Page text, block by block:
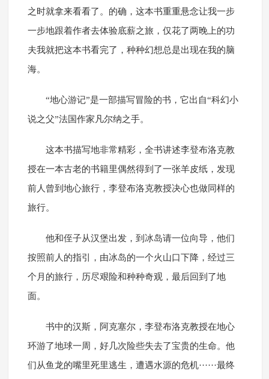
之时就拿来看看了。的确，这本书重重悬念让我一步
一步地跟着作者去体验底薪之旅，仅花了两晚上的功
夫我就把这本书看完了，种种幻想总是出现在我的脑
海。
“地心游记”是一部描写冒险的书，它出自“科幻小
说之父”法国作家凡尔纳之手。
这本书描写地非常精彩，全书讲述李登布洛克教
授在一本古老的书籍里偶然得到了一张羊皮纸，发现
前人曾到地心旅行，李登布洛克教授决心也做同样的
旅行。
他和侄子从汉堡出发，到冰岛请一位向导，他们
按照前人的指引，由冰岛的一个火山口下降，经过三
个月的旅行，历尽艰险和种种奇观，最后回到了地
面。
书中的汉斯，阿克塞尔，李登布洛克教授在地心
环游了地球一周，好几次险些失去了宝贵的生命。他
们从鱼龙的嘴里死里逃生，遭遇水源的危机······最终